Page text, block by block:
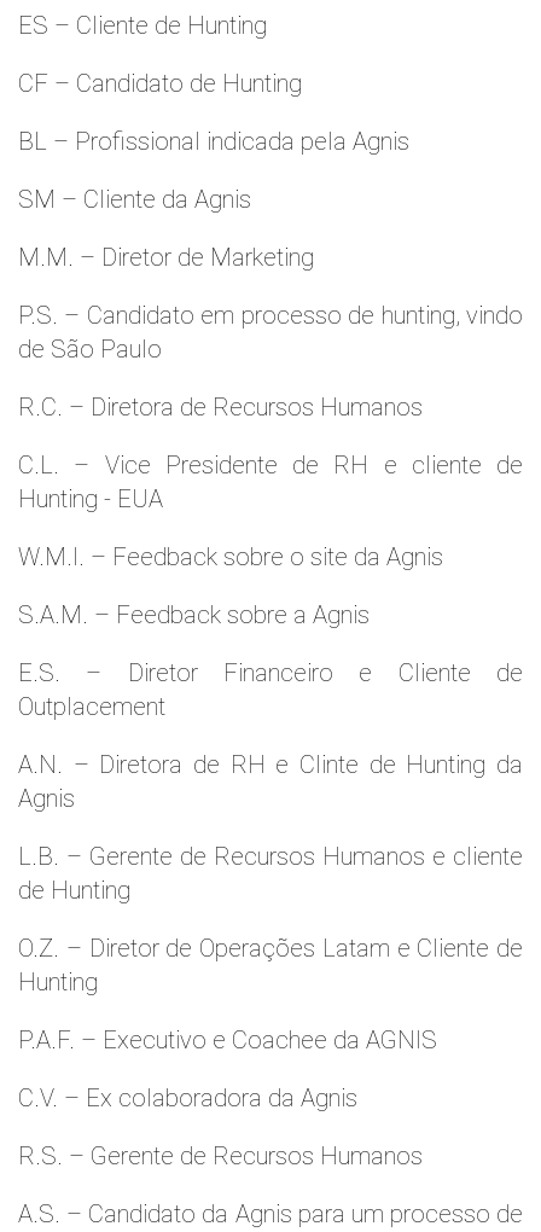
ES – Cliente de Hunting
CF – Candidato de Hunting
BL – Profissional indicada pela Agnis
SM – Cliente da Agnis
M.M. – Diretor de Marketing
P.S. – Candidato em processo de hunting, vindo
de São Paulo
R.C. – Diretora de Recursos Humanos
C.L. – Vice Presidente de RH e cliente de
Hunting - EUA
W.M.l. – Feedback sobre o site da Agnis
S.A.M. – Feedback sobre a Agnis
E.S. – Diretor Financeiro e Cliente de
Outplacement
A.N. – Diretora de RH e Clinte de Hunting da
Agnis
L.B. – Gerente de Recursos Humanos e cliente
de Hunting
O.Z. – Diretor de Operações Latam e Cliente de
Hunting
P.A.F. – Executivo e Coachee da AGNIS
C.V. – Ex colaboradora da Agnis
R.S. – Gerente de Recursos Humanos
A.S. – Candidato da Agnis para um processo de